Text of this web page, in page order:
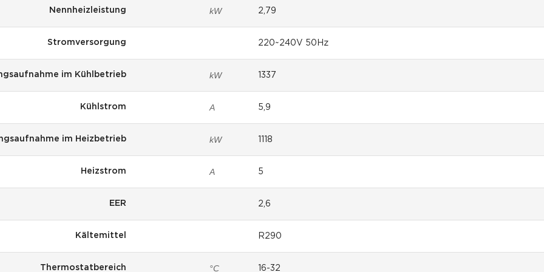
Nennheizleistung kW 2,79
Stromversorgung 220~240V 50Hz
im Kühlbetrieb kW 1337
Kühlstrom A 5,9
im Heizbetrieb kW 1118
Heizstrom A 5
EER 2,6
Kältemittel R290
Thermostatbereich °C 16-32